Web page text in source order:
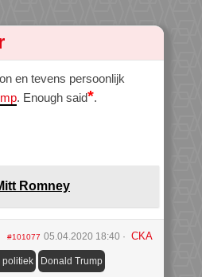
en tevens persoonlijk
. Enough said*.
Romney
#101077 05.04.2020 18:40 CKA
politiek Donald Trump